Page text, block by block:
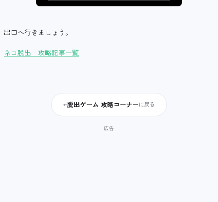
出口へ行きましょう。
ネコ脱出 攻略記事一覧
←脱出ゲーム 攻略コーナーに戻る